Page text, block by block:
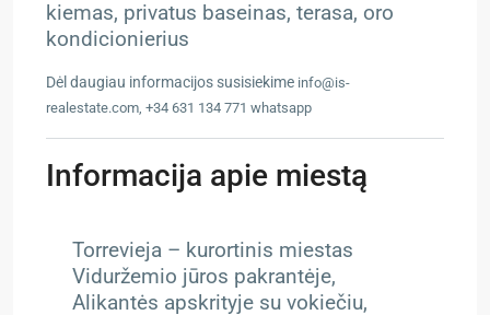
kiemas, privatus baseinas, terasa, oro
kondicionierius
Dėl daugiau informacijos susisiekime info@is-
realestate.com, +34 631 134 771 whatsapp
Informacija apie miestą
Torrevieja – kurortinis miestas
Viduržemio jūros pakrantėje,
Alikantės apskrityje su vokiečiu,